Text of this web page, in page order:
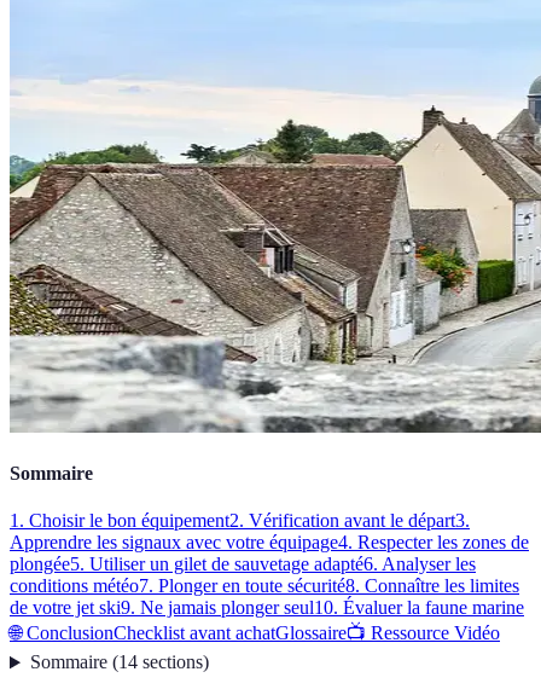
Sommaire
1. Choisir le bon équipement2. Vérification avant le départ3.
Apprendre les signaux avec votre équipage4. Respecter les zones de
plongée5. Utiliser un gilet de sauvetage adapté6. Analyser les
conditions météo7. Plonger en toute sécurité8. Connaître les limites
de votre jet ski9. Ne jamais plonger seul10. Évaluer la faune marine
🌐 ConclusionChecklist avant achatGlossaire📺 Ressource Vidéo
Sommaire(14 sections)